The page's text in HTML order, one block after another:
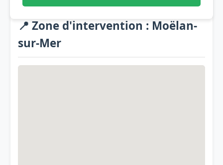
📍 Zone d'intervention : Moëlan-
sur-Mer